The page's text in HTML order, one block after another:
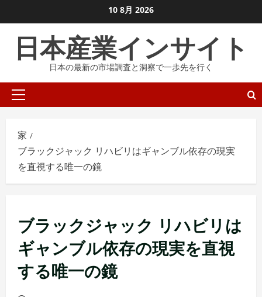
ン
に
ま
10 8月 2026
日本産業インサイト
日本の最新の市場調査と洞察で一歩先を行く
プ
イ
マ
リ
メ
ー
家
ブラックジャック リハビリはギャンブル依存の現実
を直視する唯一の鏡
ブラックジャック リハビリは
ギャンブル依存の現実を直視
する唯一の鏡